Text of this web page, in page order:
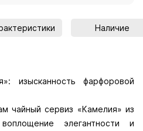
Наличие
изысканность фарфоровой
чайный сервиз «Камелия» из
элегантности и